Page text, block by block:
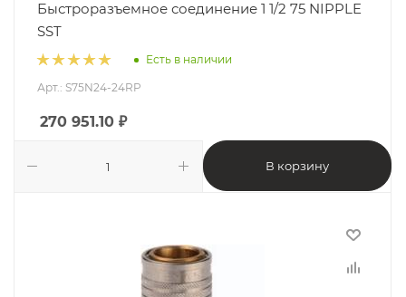
Быстроразъемное соединение 1 1/2 75 NIPPLE
SST
Есть в наличии
Арт.: S75N24-24RP
270 951.10 ₽
В корзину